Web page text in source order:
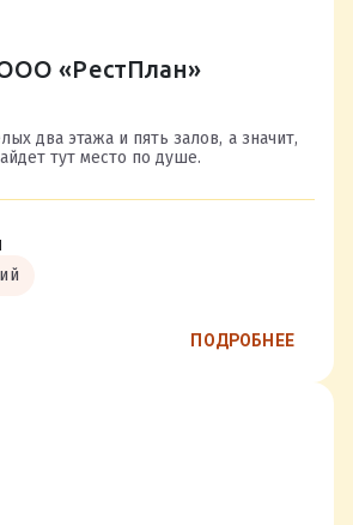
«РестПлан»
два этажа и пять залов, а значит,
тут место по душе.
ПОДРОБНЕЕ